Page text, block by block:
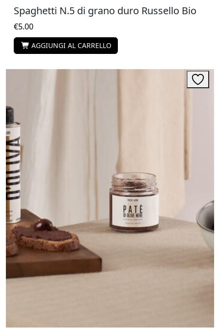
Spaghetti N.5 di grano duro Russello Bio
€5.00
AGGIUNGI AL CARRELLO